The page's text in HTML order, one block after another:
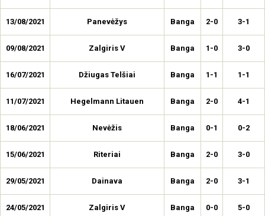
13/08/2021 Panevėžys Banga 2-0 3-1
09/08/2021 Zalgiris V Banga 1-0 3-0
16/07/2021 Džiugas Telšiai Banga 1-1 1-1
11/07/2021 Hegelmann Litauen Banga 2-0 4-1
18/06/2021 Nevėžis Banga 0-1 0-2
15/06/2021 Riteriai Banga 2-0 3-0
29/05/2021 Dainava Banga 2-0 3-1
24/05/2021 Zalgiris V Banga 0-0 5-0